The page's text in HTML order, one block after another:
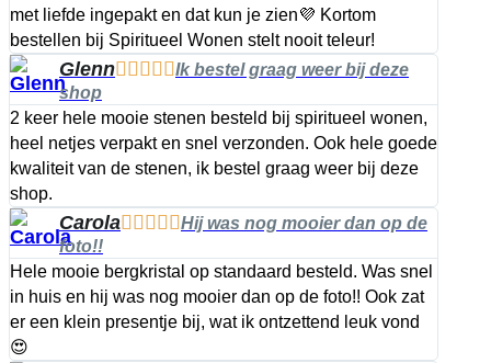
met liefde ingepakt en dat kun je zien💜 Kortom
bestellen bij Spiritueel Wonen stelt nooit teleur!
GlennIk bestel graag weer bij deze
shop
2 keer hele mooie stenen besteld bij spiritueel wonen,
heel netjes verpakt en snel verzonden. Ook hele goede
kwaliteit van de stenen, ik bestel graag weer bij deze
shop.
CarolaHij was nog mooier dan op de
foto!!
Hele mooie bergkristal op standaard besteld. Was snel
in huis en hij was nog mooier dan op de foto!! Ook zat
er een klein presentje bij, wat ik ontzettend leuk vond
😍